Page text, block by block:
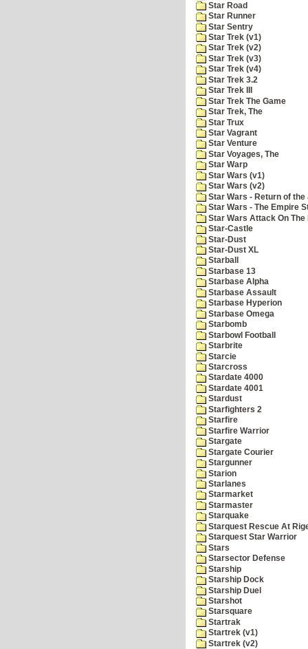
Star Road
Star Runner
Star Sentry
Star Trek (v1)
Star Trek (v2)
Star Trek (v3)
Star Trek (v4)
Star Trek 3.2
Star Trek III
Star Trek The Game
Star Trek, The
Star Trux
Star Vagrant
Star Venture
Star Voyages, The
Star Warp
Star Wars (v1)
Star Wars (v2)
Star Wars - Return of
Star Wars - The Empire
Star Wars Attack On The
Star-Castle
Star-Dust
Star-Dust XL
Starball
Starbase 13
Starbase Alpha
Starbase Assault
Starbase Hyperion
Starbase Omega
Starbomb
Starbowl Football
Starbrite
Starcie
Starcross
Stardate 4000
Stardate 4001
Stardust
Starfighters 2
Starfire
Starfire Warrior
Stargate
Stargate Courier
Stargunner
Starion
Starlanes
Starmarket
Starmaster
Starquake
Starquest Rescue At
Starquest Star Warrior
Stars
Starsector Defense
Starship
Starship Dock
Starship Duel
Starshot
Starsquare
Startrak
Startrek (v1)
Startrek (v2)